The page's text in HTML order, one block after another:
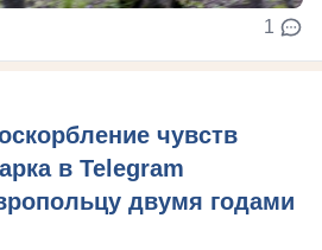
1
чувств
в Telegram
двумя годами